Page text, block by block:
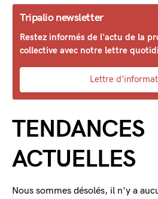
Tripalio newsletter
Restez informés de l'actu de la
collective avec notre lettre
Lettre
TENDANCES
ACTUELLES
Nous sommes désolés, il n'y a